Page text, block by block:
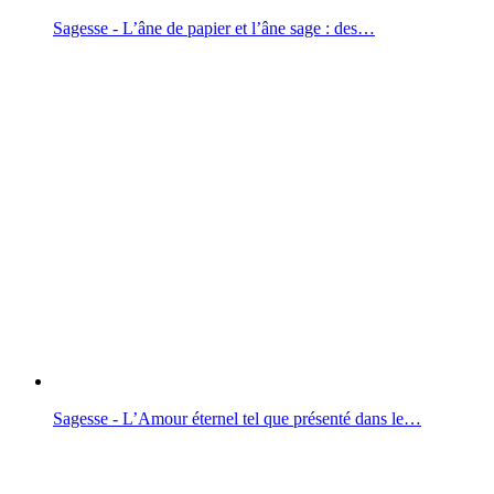
Sagesse - L’âne de papier et l’âne sage : des…
Sagesse - L’Amour éternel tel que présenté dans le…